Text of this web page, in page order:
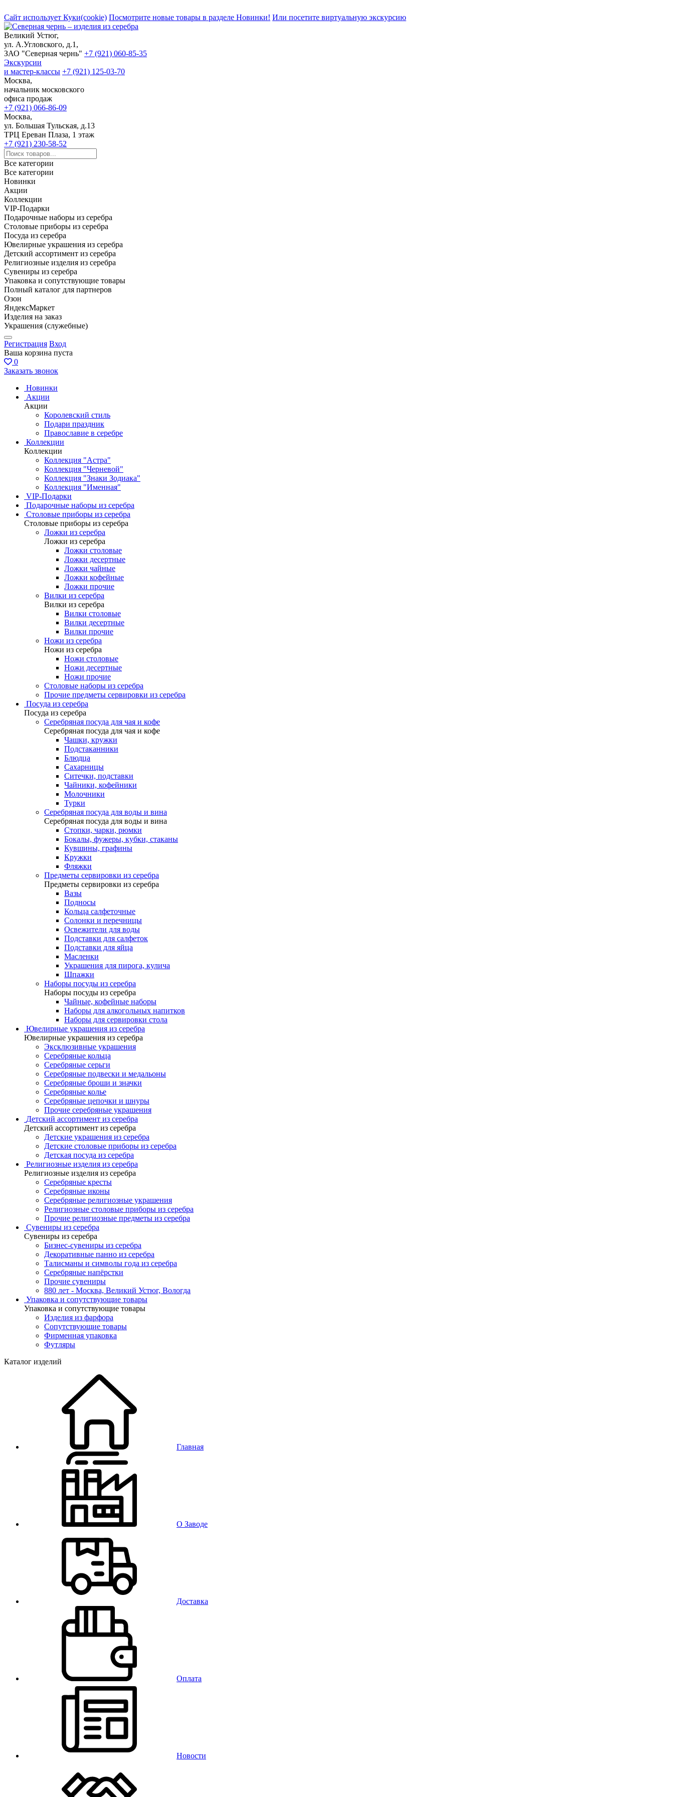
Сайт использует Куки(cookie) Посмотрите новые товары в разделе Новинки! Или посетите виртуальную экскурсию
Великий Устюг,
ул. А.Угловского, д.1,
ЗАО "Северная чернь" +7 (921) 060-85-35
Экскурсии
и мастер-классы +7 (921) 125-03-70
Москва,
начальник московского
офиса продаж
+7 (921) 066-86-09
Москва,
ул. Большая Тульская, д.13
ТРЦ Ереван Плаза, 1 этаж
+7 (921) 230-58-52
Все категории
Все категории
Новинки
Акции
Коллекции
VIP-Подарки
Подарочные наборы из серебра
Столовые приборы из серебра
Посуда из серебра
Ювелирные украшения из серебра
Детский ассортимент из серебра
Религиозные изделия из серебра
Сувениры из серебра
Упаковка и сопутствующие товары
Полный каталог для партнеров
Озон
ЯндексМаркет
Изделия на заказ
Украшения (служебные)
Регистрация Вход
Ваша корзина пуста
0
Заказать звонок
Новинки
Акции
Акции
Королевский стиль
Подари праздник
Православие в серебре
Коллекции
Коллекции
Коллекция "Астра"
Коллекция "Черневой"
Коллекция "Знаки Зодиака"
Коллекция "Именная"
VIP-Подарки
Подарочные наборы из серебра
Столовые приборы из серебра
Столовые приборы из серебра
Ложки из серебра
Ложки из серебра
Ложки столовые
Ложки десертные
Ложки чайные
Ложки кофейные
Ложки прочие
Вилки из серебра
Вилки из серебра
Вилки столовые
Вилки десертные
Вилки прочие
Ножи из серебра
Ножи из серебра
Ножи столовые
Ножи десертные
Ножи прочие
Столовые наборы из серебра
Прочие предметы сервировки из серебра
Посуда из серебра
Посуда из серебра
Серебряная посуда для чая и кофе
Серебряная посуда для чая и кофе
Чашки, кружки
Подстаканники
Блюдца
Сахарницы
Ситечки, подставки
Чайники, кофейники
Молочники
Турки
Серебряная посуда для воды и вина
Серебряная посуда для воды и вина
Стопки, чарки, рюмки
Бокалы, фужеры, кубки, стаканы
Кувшины, графины
Кружки
Фляжки
Предметы сервировки из серебра
Предметы сервировки из серебра
Вазы
Подносы
Кольца салфеточные
Солонки и перечницы
Освежители для воды
Подставки для салфеток
Подставки для яйца
Масленки
Украшения для пирога, кулича
Шпажки
Наборы посуды из серебра
Наборы посуды из серебра
Чайные, кофейные наборы
Наборы для алкогольных напитков
Наборы для сервировки стола
Ювелирные украшения из серебра
Ювелирные украшения из серебра
Эксклюзивные украшения
Серебряные кольца
Серебряные серьги
Серебряные подвески и медальоны
Серебряные броши и значки
Серебряные колье
Серебряные цепочки и шнуры
Прочие серебряные украшения
Детский ассортимент из серебра
Детский ассортимент из серебра
Детские украшения из серебра
Детские столовые приборы из серебра
Детская посуда из серебра
Религиозные изделия из серебра
Религиозные изделия из серебра
Серебряные кресты
Серебряные иконы
Серебряные религиозные украшения
Религиозные столовые приборы из серебра
Прочие религиозные предметы из серебра
Сувениры из серебра
Сувениры из серебра
Бизнес-сувениры из серебра
Декоративные панно из серебра
Талисманы и символы года из серебра
Серебряные напёрстки
Прочие сувениры
880 лет - Москва, Великий Устюг, Вологда
Упаковка и сопутствующие товары
Упаковка и сопутствующие товары
Изделия из фарфора
Сопутствующие товары
Фирменная упаковка
Футляры
Каталог изделий
Главная
О Заводе
Доставка
Оплата
Новости